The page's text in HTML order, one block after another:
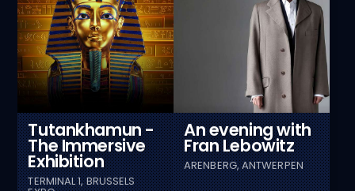
Tutankhamun -
The Immersive
Exhibition
TERMINAL 1, BRUSSELS
An evening with
Fran Lebowitz
ARENBERG, ANTWERPEN